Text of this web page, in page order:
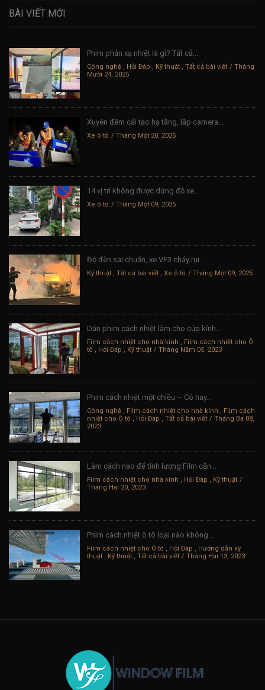
BÀI VIẾT MỚI
Phim phản xạ nhiệt là gì? Tất cả...
Công nghệ , Hỏi Đáp , Kỹ thuật , Tất cả bài viết
Tháng
Mười 24, 2025
Xuyên đêm cải tạo hạ tầng, lắp camera...
Xe ô tô Tháng Một 20, 2025
14 vị trí không được dừng đỗ xe...
Xe ô tô Tháng Một 09, 2025
Độ đèn sai chuẩn, xe VF3 cháy rụi...
Kỹ thuật , Tất cả bài viết , Xe ô tô Tháng Một 09, 2025
Dán phim cách nhiệt làm cho cửa kính...
Film cách nhiệt cho nhà kính , Film cách nhiệt cho Ô
tô , Hỏi Đáp , Kỹ thuật Tháng Năm 05, 2023
Phim cách nhiệt một chiều – Có hay...
Công nghệ , Film cách nhiệt cho nhà kính , Film cách
nhiệt cho Ô tô , Hỏi Đáp , Tất cả bài viết
Tháng Ba 08,
2023
Làm cách nào để tính lượng Film cần...
Film cách nhiệt cho nhà kính , Hỏi Đáp , Kỹ thuật
Tháng Hai 20, 2023
Phim cách nhiệt ô tô loại nào không...
Film cách nhiệt cho Ô tô , Hỏi Đáp , Hướng dẫn kỹ
thuật , Kỹ thuật , Tất cả bài viết Tháng Hai 13, 2023